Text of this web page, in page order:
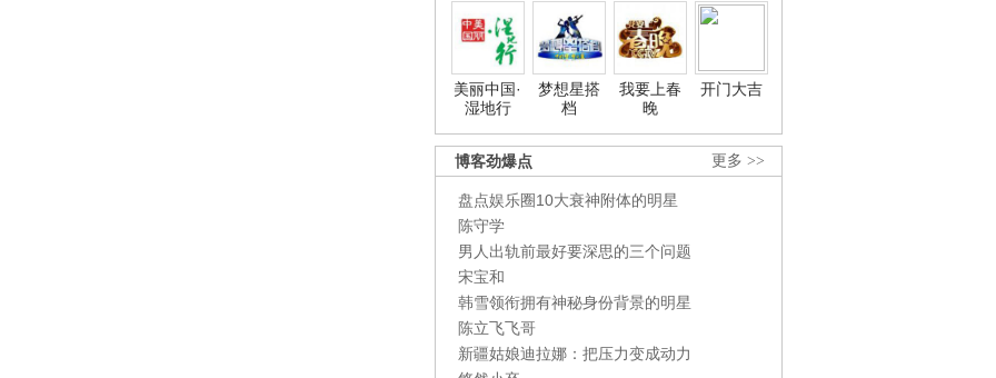
美丽中国·
湿地行
梦想星搭
档
我要上春
晚
开门大吉
更多 >>
博客劲爆点
盘点娱乐圈10大衰神附体的明星
陈守学
男人出轨前最好要深思的三个问题
宋宝和
韩雪领衔拥有神秘身份背景的明星
陈立飞飞哥
新疆姑娘迪拉娜：把压力变成动力